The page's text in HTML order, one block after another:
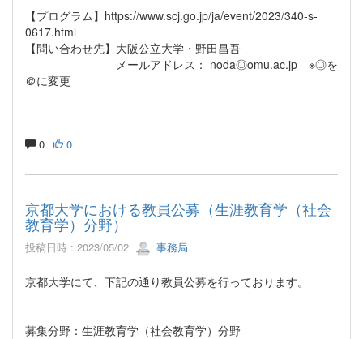
【プログラム】https://www.scj.go.jp/ja/event/2023/340-s-
0617.html
【問い合わせ先】大阪公立大学・野田昌吾
メールアドレス： noda◎omu.ac.jp ※◎を
＠に変更
0 0
京都大学における教員公募（生涯教育学（社会
教育学）分野）
投稿日時 : 2023/05/02 事務局
京都大学にて、下記の通り教員公募を行っております。
募集分野：生涯教育学（社会教育学）分野